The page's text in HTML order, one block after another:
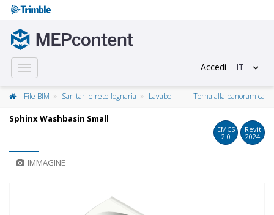
Toggle
navigation
Accedi IT
File BIM Sanitari e rete fognaria Lavabo Torna alla panoramica
Sphinx Washbasin Small
EMCS
2.0
Revit
2024
IMMAGINE